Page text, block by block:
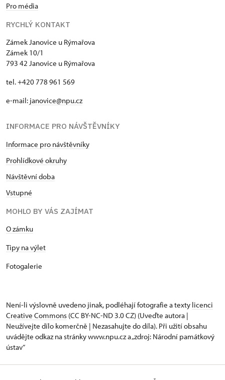
Pro média
RYCHLÝ KONTAKT
Zámek Janovice u Rýmařova
Zámek 10/1
793 42 Janovice u Rýmařova
tel. +420 778 961 569
e-mail: janovice@npu.cz
INFORMACE PRO NÁVŠTĚVNÍKY
Informace pro návštěvníky
Prohlídkové okruhy
Návštěvní doba
Vstupné
MOHLO BY VÁS ZAJÍMAT
O zámku
Tipy na výlet
Fotogalerie
Není-li výslovně uvedeno jinak, podléhají fotografie a texty licenci
Creative Commons (CC BY-NC-ND 3.0 CZ) (Uveďte autora |
Neužívejte dílo komerčně | Nezasahujte do díla). Při užití obsahu
uvádějte odkaz na stránky www.npu.cz a „zdroj: Národní památkový
ústav“